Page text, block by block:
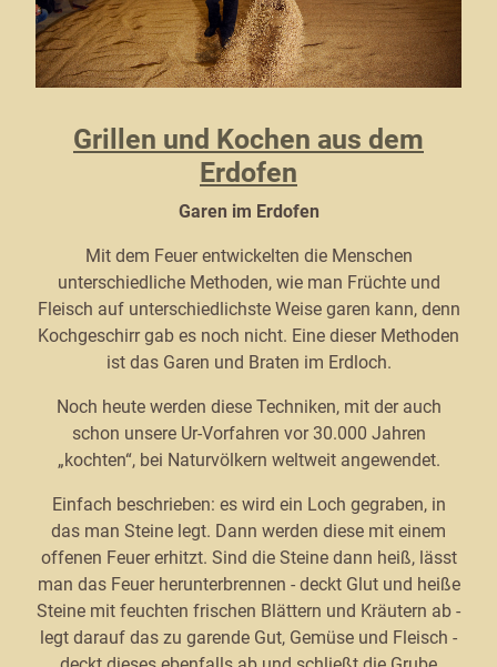
Grillen und Kochen aus dem
Erdofen
Garen im Erdofen
Mit dem Feuer entwickelten die Menschen
unterschiedliche Methoden, wie man Früchte und
Fleisch auf unterschiedlichste Weise garen kann, denn
Kochgeschirr gab es noch nicht. Eine dieser Methoden
ist das Garen und Braten im Erdloch.
Noch heute werden diese Techniken, mit der auch
schon unsere Ur-Vorfahren vor 30.000 Jahren
„kochten“, bei Naturvölkern weltweit angewendet.
Einfach beschrieben: es wird ein Loch gegraben, in
das man Steine legt. Dann werden diese mit einem
offenen Feuer erhitzt. Sind die Steine dann heiß, lässt
man das Feuer herunterbrennen - deckt Glut und heiße
Steine mit feuchten frischen Blättern und Kräutern ab -
legt darauf das zu garende Gut, Gemüse und Fleisch -